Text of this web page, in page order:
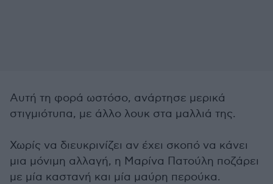
Αυτή τη φορά ωστόσο, ανάρτησε μερικά
στιγμιότυπα, με άλλο λουκ στα μαλλιά της.
Χωρίς να διευκρινίζει αν έχει σκοπό να κάνει
μια μόνιμη αλλαγή, η Μαρίνα Πατούλη ποζάρει
με μία καστανή και μία μαύρη περούκα.